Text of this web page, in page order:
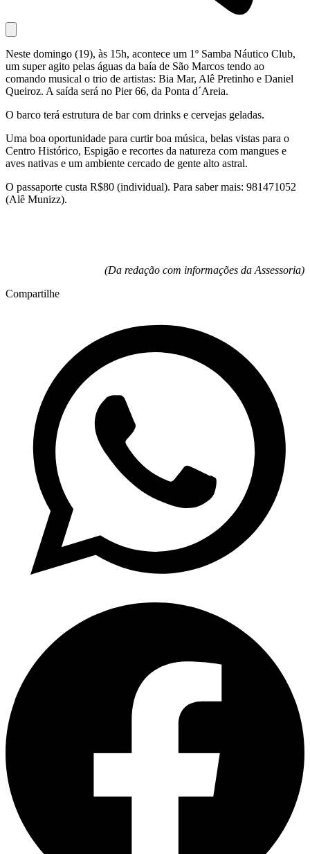
Neste domingo (19), às 15h, acontece um 1º Samba Náutico Club,
um super agito pelas águas da baía de São Marcos tendo ao
comando musical o trio de artistas: Bia Mar, Alê Pretinho e Daniel
Queiroz. A saída será no Pier 66, da Ponta d´Areia.
O barco terá estrutura de bar com drinks e cervejas geladas.
Uma boa oportunidade para curtir boa música, belas vistas para o
Centro Histórico, Espigão e recortes da natureza com mangues e
aves nativas e um ambiente cercado de gente alto astral.
O passaporte custa R$80 (individual). Para saber mais: 981471052
(Alê Munizz).
(Da redação com informações da Assessoria)
Compartilhe